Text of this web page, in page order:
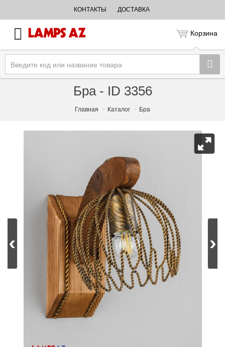
КОНТАКТЫ ДОСТАВКА
Корзина
Бра - ID 3356
Главная Каталог Бра